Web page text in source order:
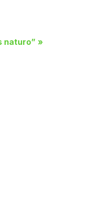
naturo” »